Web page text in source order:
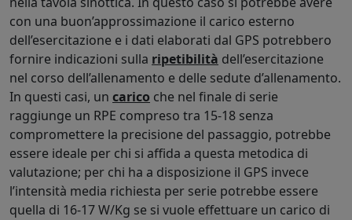
con una buon’approssimazione il carico esterno
dell’esercitazione e i dati elaborati dal GPS potrebbero
fornire indicazioni sulla ripetibilità dell’esercitazione
nel corso dell’allenamento e delle sedute d’allenamento.
In questi casi, un carico che nel finale di serie
raggiunge un RPE compreso tra 15-18 senza
compromettere la precisione del passaggio, potrebbe
essere ideale per chi si affida a questa metodica di
valutazione; per chi ha a disposizione il GPS invece
l’intensità media richiesta per serie potrebbe essere
quella di 16-17 W/Kg se si vuole effettuare un carico di